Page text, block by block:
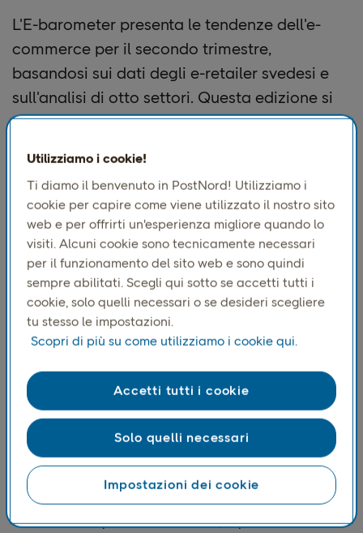
L'E-barometer presenta le tendenze dell'e-
commerce per il secondo trimestre,
basandosi sui dati degli e-retailer svedesi e
sull'analisi di otto settori. Questa edizione si
concentra sul percorso del consumatore e
rivenditori online svedesi strategie per
mitigare le interruzioni della catena di
fornitura globale e ridurre i costi di reso. Il
rapporto include anche un'intervista a
Mathias Parkheden, direttore della logistica
di Ellos Group.
continua a essere il
settore più performante, con una crescita del
20% per il quinto trimestre consecutivo. Il
successo è attribuibile a prezzi competitivi,
alla comodità dell'e-commerce per i prodotti
compatti e a resi minimi, in particolare nel
Utilizziamo i cookie!
Ti diamo il benvenuto in PostNord! Utilizziamo i
cookie per capire come viene utilizzato il nostro sito
web e per offrirti un'esperienza migliore quando lo
visiti. Alcuni cookie sono tecnicamente necessari
per il funzionamento del sito web e sono quindi
sempre abilitati. Scegli qui sotto se accetti tutti i
cookie, solo quelli necessari o se desideri scegliere
tu stesso le impostazioni.
Scopri di più su come utilizziamo i cookie qui.
Impostazioni dei cookie
Solo quelli necessari
Accetti tutti i cookie